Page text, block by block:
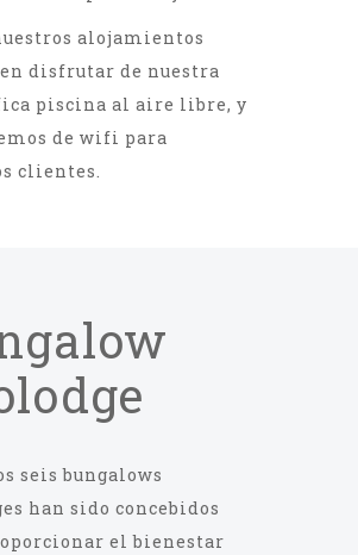
alojamientos
disfrutar de nuestra
piscina al aire libre, y
de wifi para
clientes.
seis bungalows
han sido concebidos
el bienestar